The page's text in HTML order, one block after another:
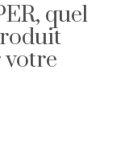
quel
votre